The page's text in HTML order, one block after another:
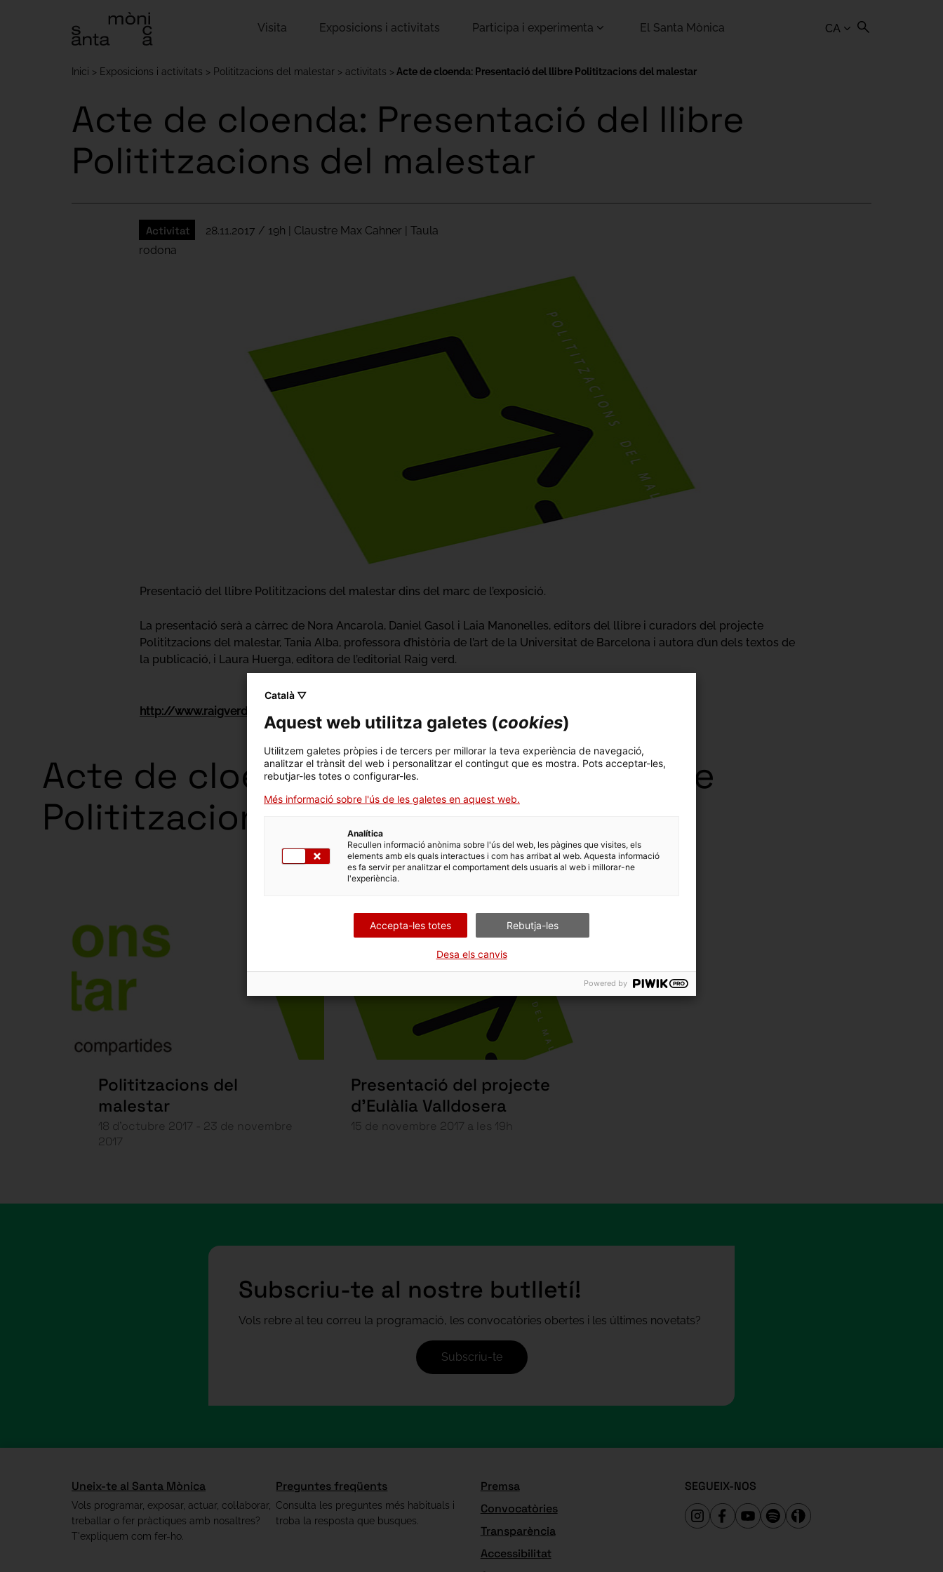
CA
Visita Exposicions i activitats Participa i experimenta El Santa Mònica
Inici Exposicions i activitats Polititzacions del malestar activitats Acte de cloenda: Presentació del llibre Polititzacions del malestar
Acte de cloenda: Presentació del llibre
Polititzacions del malestar
Activitat
28.11.2017 / 19h | Claustre Max Cahner | Taula
rodona
Presentació del llibre Polititzacions del malestar dins del marc de l’exposició.
La presentació serà a càrrec de Nora Ancarola, Daniel Gasol i Laia Manonelles, editors del llibre i curadors del projecte
Polititzacions del malestar, Tania Alba, professora d’història de l’art de la Universitat de Barcelona i autora d’un dels textos de
la publicació, i Laura Huerga, editora de l’editorial Raig verd.
http://www.raigverdeditorial.cat/cataleg/polititzacions-del-malestar/
Acte de cloenda: Presentació del llibre
Polititzacions del malestar
Polititzacions del
malestar
18 d’octubre 2017 - 23 de novembre
2017
Presentació del projecte
d’Eulàlia Valldosera
15 de novembre 2017 a les 19h
Activitat
Subscriu-te al nostre butlletí!
Vols rebre al teu correu la programació, les convocatòries obertes i les últimes novetats?
Subscriu-te
Uneix-te al Santa Mònica
Vols programar, exposar, actuar, col·laborar,
treballar o fer pràctiques amb nosaltres?
T'expliquem com fer-ho.
Preguntes freqüents
Consulta les preguntes més habituals i
troba la resposta que busques.
Premsa
Convocatòries
Transparència
Accessibilitat
SEGUEIX-NOS
Català ▽
Aquest web utilitza galetes (cookies)
Utilitzem galetes pròpies i de tercers per millorar la teva experiència de navegació,
analitzar el trànsit del web i personalitzar el contingut que es mostra. Pots acceptar-les,
rebutjar-les totes o configurar-les.
Més informació sobre l'ús de les galetes en aquest web.
Analítica
Recullen informació anònima sobre l'ús del web, les pàgines que visites, els
elements amb els quals interactues i com has arribat al web. Aquesta informació
es fa servir per analitzar el comportament dels usuaris al web i millorar-ne
l'experiència.
Accepta-les totes Rebutja-les
Desa els canvis
Powered by